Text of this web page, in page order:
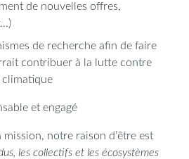
de nouvelles offres,
de recherche afin de faire
contribuer à la lutte contre
climatique
et engagé
mission, notre raison d’être est
les collectifs et les écosystèmes